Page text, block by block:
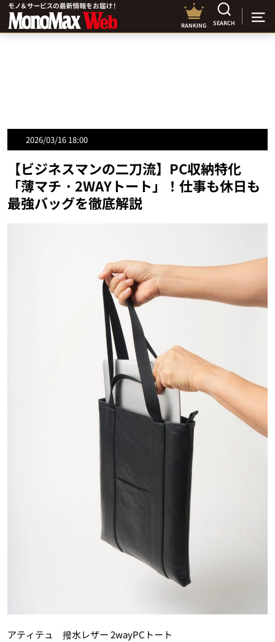
RANKING SEARCH
2026/03/16 18:00
【ビジネスマンの二刀流】PC収納特化
「薄マチ・2WAYトート」！仕事も休日も
最強バッグを徹底解説
アティテュ 撥水レザー 2wayPCトート